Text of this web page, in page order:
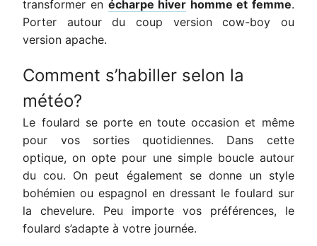
transformer en écharpe hiver homme et femme.
Porter autour du coup version cow-boy ou
version apache.
Comment s’habiller selon la
météo?
Le foulard se porte en toute occasion et même
pour vos sorties quotidiennes. Dans cette
optique, on opte pour une simple boucle autour
du cou. On peut également se donne un style
bohémien ou espagnol en dressant le foulard sur
la chevelure. Peu importe vos préférences, le
foulard s’adapte à votre journée.